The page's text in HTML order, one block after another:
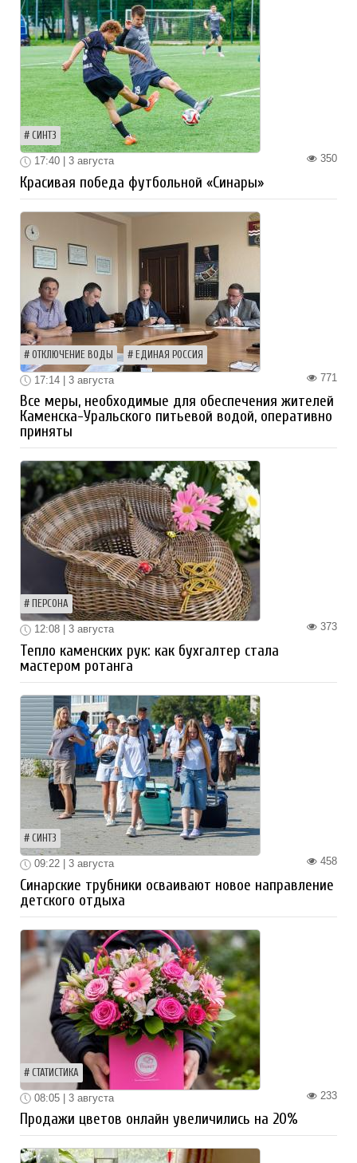
СИНТЗ
350
17:40 | 3 августа
Красивая победа футбольной «Синары»
ОТКЛЮЧЕНИЕ ВОДЫ ЕДИНАЯ РОССИЯ
771
17:14 | 3 августа
Все меры, необходимые для обеспечения жителей
Каменска-Уральского питьевой водой, оперативно
приняты
ПЕРСОНА
373
12:08 | 3 августа
Тепло каменских рук: как бухгалтер стала
мастером ротанга
СИНТЗ
458
09:22 | 3 августа
Синарские трубники осваивают новое направление
детского отдыха
СТАТИСТИКА
233
08:05 | 3 августа
Продажи цветов онлайн увеличились на 20%